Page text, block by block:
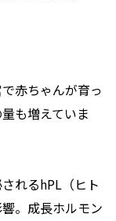
赤ちゃんが育っ
も増えていま
れるhPL（ヒト
。成長ホルモン